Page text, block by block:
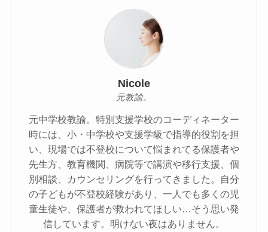
Nicole
元教諭。
元中学校教諭。特別支援学校のコーディネーター
時には、小・中学校や支援学級で指導的役割を担
い、現場では不登校について悩まれてる保護者や
先生方、教育機関、病院等で講演や移行支援、個
別相談、カウンセリングを行ってきました。自分
の子どもが不登校経験があり、一人でも多くの児
童生徒や、保護者が救われてほしい…そう思い発
信しています。明けない夜はありません。